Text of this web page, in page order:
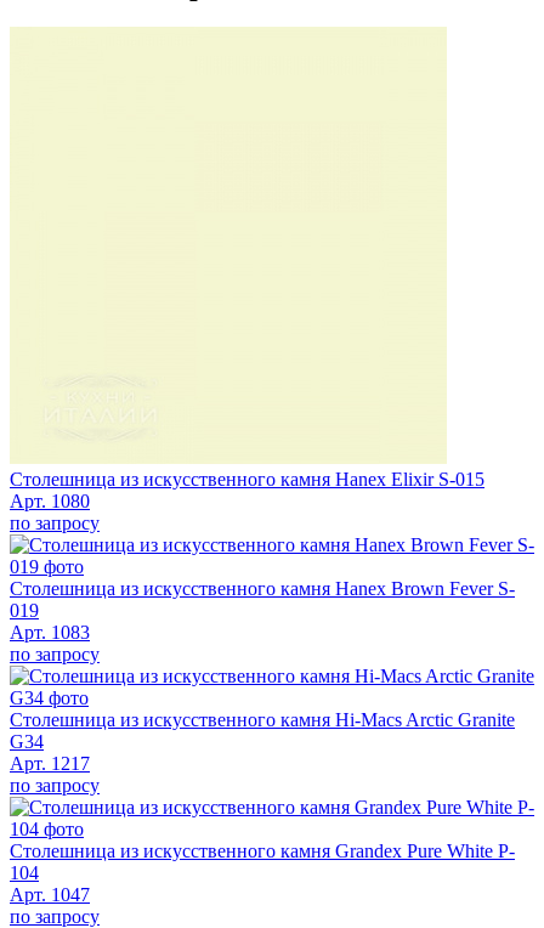
Столешница из искусственного камня Hanex Elixir S-015
Арт. 1080
по запросу
Столешница из искусственного камня Hanex Brown Fever S-
019
Арт. 1083
по запросу
Столешница из искусственного камня Hi-Macs Arctic Granite
G34
Арт. 1217
по запросу
Столешница из искусственного камня Grandex Pure White P-
104
Арт. 1047
по запросу